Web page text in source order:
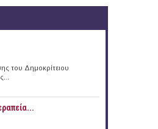
του Δημοκρίτειου